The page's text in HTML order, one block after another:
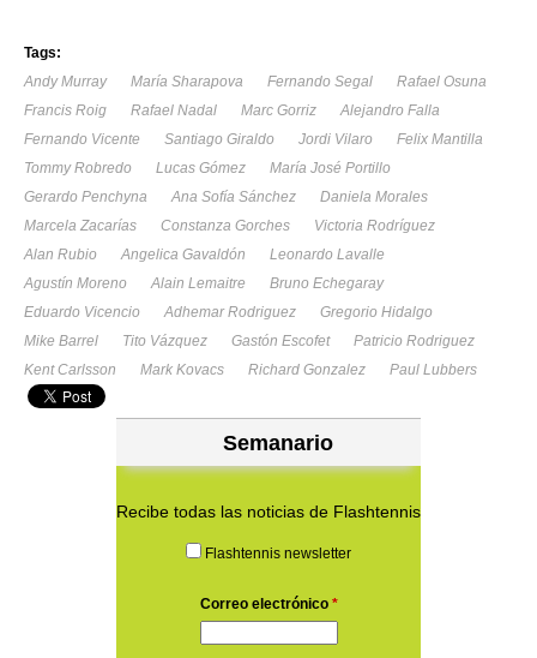
Tags:
Andy Murray
María Sharapova Fernando Segal
Rafael Osuna
Francis Roig
Rafael Nadal Marc Gorriz
Alejandro Falla
Fernando Vicente
Santiago Giraldo Jordi Vilaro
Felix Mantilla
Tommy Robredo
Lucas Gómez
María José Portillo
Gerardo Penchyna
Ana Sofía Sánchez
Daniela Morales
Marcela Zacarías
Constanza Gorches
Victoria Rodríguez
Alan Rubio
Angelica Gavaldón
Leonardo Lavalle
Agustín Moreno
Alain Lemaitre
Bruno Echegaray
Eduardo Vicencio
Adhemar Rodriguez
Gregorio Hidalgo
Mike Barrel
Tito Vázquez Gastón Escofet
Patricio Rodriguez
Kent Carlsson
Mark Kovacs Richard Gonzalez Paul Lubbers
Semanario
Recibe todas las noticias de Flashtennis
Flashtennis newsletter
Correo electrónico *